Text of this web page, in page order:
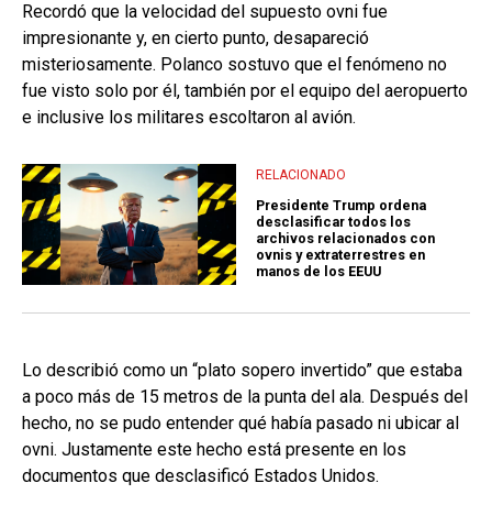
Recordó que la velocidad del supuesto ovni fue
impresionante y, en cierto punto, desapareció
misteriosamente. Polanco sostuvo que el fenómeno no
fue visto solo por él, también por el equipo del aeropuerto
e inclusive los militares escoltaron al avión.
RELACIONADO
Presidente Trump ordena
desclasificar todos los
archivos relacionados con
ovnis y extraterrestres en
manos de los EEUU
Lo describió como un “plato sopero invertido” que estaba
a poco más de 15 metros de la punta del ala. Después del
hecho, no se pudo entender qué había pasado ni ubicar al
ovni. Justamente este hecho está presente en los
documentos que desclasificó Estados Unidos.